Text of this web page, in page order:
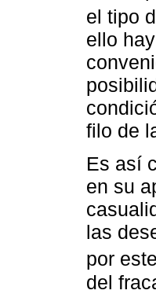
el tipo
ello
filo de
Es así
en su
las
por
del